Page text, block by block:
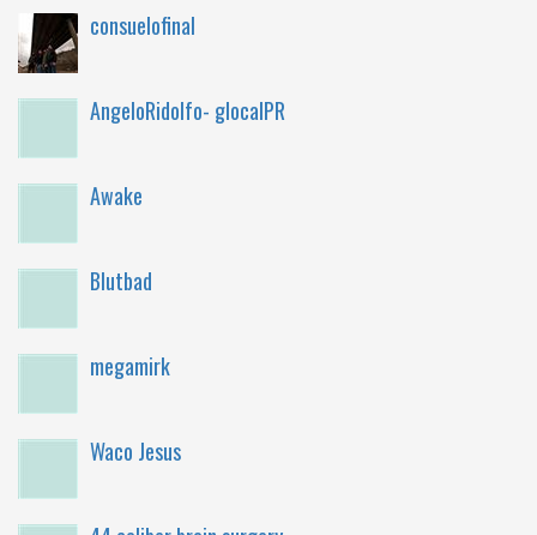
consuelofinal
AngeloRidolfo- glocalPR
Awake
Blutbad
megamirk
Waco Jesus